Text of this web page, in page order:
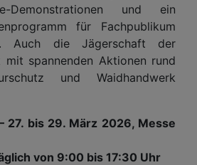
Demonstrationen und ein
für Fachpublikum
Auch die Jägerschaft der
spannenden Aktionen rund
und Waidhandwerk
27. bis 29. März 2026, Messe
von 9:00 bis 17:30 Uhr